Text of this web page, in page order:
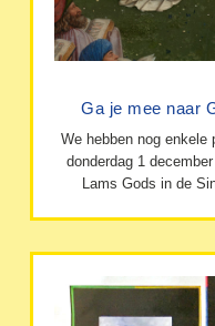
Ga je mee naar
We hebben nog enkele
donderdag 1
Lams Gods in de